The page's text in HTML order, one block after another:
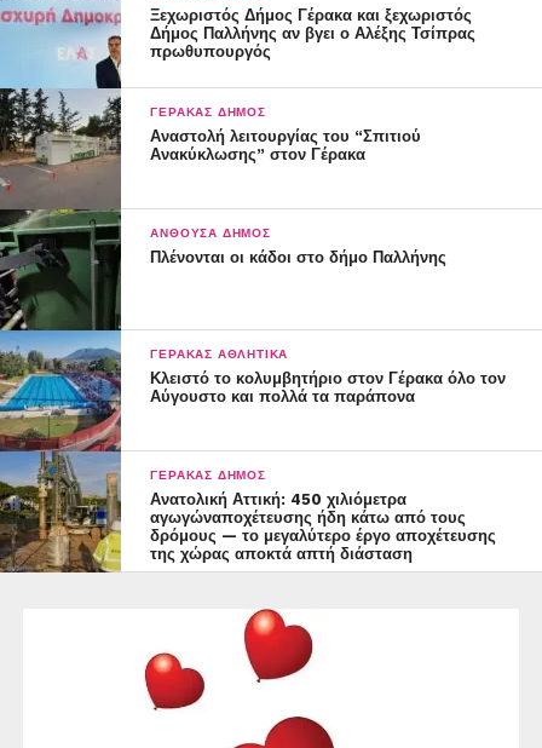
Ξεχωριστός Δήμος Γέρακα και ξεχωριστός
Δήμος Παλλήνης αν βγει ο Αλέξης Τσίπρας
πρωθυπουργός
ΓΈΡΑΚΑΣ ΔΉΜΟΣ
Αναστολή λειτουργίας του “Σπιτιού
Ανακύκλωσης” στον Γέρακα
ΑΝΘΟΎΣΑ ΔΉΜΟΣ
Πλένονται οι κάδοι στο δήμο Παλλήνης
ΓΈΡΑΚΑΣ ΑΘΛΗΤΙΚΆ
Κλειστό το κολυμβητήριο στον Γέρακα όλο τον
Αύγουστο και πολλά τα παράπονα
ΓΈΡΑΚΑΣ ΔΉΜΟΣ
Ανατολική Αττική: 450 χιλιόμετρα
αγωγώναποχέτευσης ήδη κάτω από τους
δρόμους — το μεγαλύτερο έργο αποχέτευσης
της χώρας αποκτά απτή διάσταση